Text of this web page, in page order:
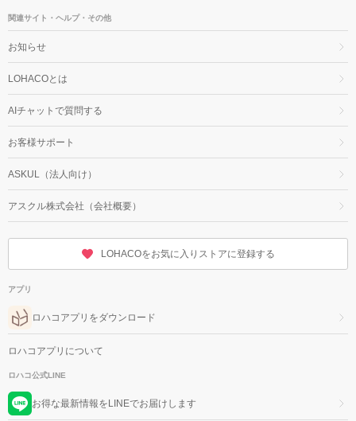
関連サイト・ヘルプ・その他
お知らせ
LOHACOとは
AIチャットで質問する
お客様サポート
ASKUL（法人向け）
アスクル株式会社（会社概要）
LOHACOをお気に入りストアに登録する
アプリ
ロハコアプリをダウンロード
ロハコアプリについて
ロハコ公式LINE
お得な最新情報をLINEでお届けします